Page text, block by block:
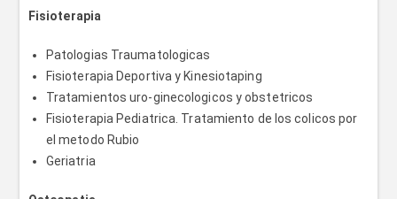
Fisioterapia
Patologias Traumatologicas
Fisioterapia Deportiva y Kinesiotaping
Tratamientos uro-ginecologicos y obstetricos
Fisioterapia Pediatrica. Tratamiento de los colicos por
el metodo Rubio
Geriatria